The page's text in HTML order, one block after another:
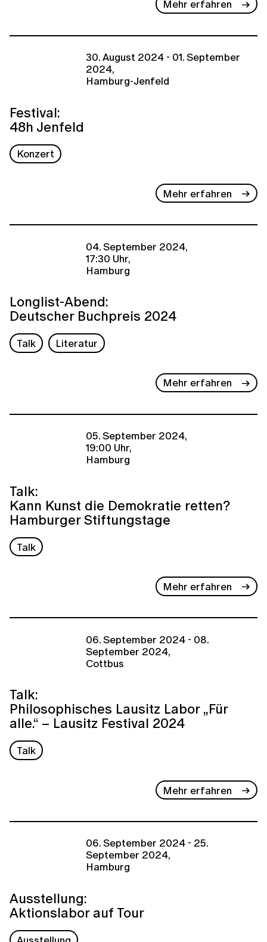
Mehr erfahren
30. August 2024 - 01. September
2024,
Hamburg-Jenfeld
Festival:
48h Jenfeld
Konzert
Mehr erfahren
04. September 2024,
17:30 Uhr,
Hamburg
Longlist-Abend:
Deutscher Buchpreis 2024
Talk Literatur
Mehr erfahren
05. September 2024,
19:00 Uhr,
Hamburg
Talk:
Kann Kunst die Demokratie retten?
Hamburger Stiftungstage
Talk
Mehr erfahren
06. September 2024 - 08.
September 2024,
Cottbus
Talk:
Philosophisches Lausitz Labor „Für
alle.“ – Lausitz Festival 2024
Talk
Mehr erfahren
06. September 2024 - 25.
September 2024,
Hamburg
Ausstellung:
Aktionslabor auf Tour